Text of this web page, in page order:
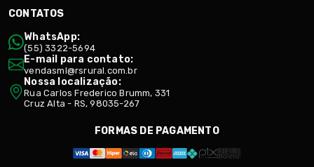
CONTATOS
WhatsApp:
(55) 3322-5694
E-mail para contato:
vendasml@rsrural.com.br
Nossa localização:
Rua Carlos Frederico Brumm, 331
Cruz Alta - RS, 98035-267
FORMAS DE PAGAMENTO